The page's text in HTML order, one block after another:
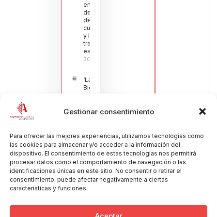
Gestionar consentimiento
Para ofrecer las mejores experiencias, utilizamos tecnologías como
las cookies para almacenar y/o acceder a la información del
dispositivo. El consentimiento de estas tecnologías nos permitirá
procesar datos como el comportamiento de navegación o las
identificaciones únicas en este sitio. No consentir o retirar el
consentimiento, puede afectar negativamente a ciertas
características y funciones.
en defensa
del sector
de la
cuchillería
y la navaja
tradicional
española
30/07/2026
‘La
Bienvenida’,
estampa de
de la Virgen
Muñoz
Muñoz,
anuncia las
Fiestas
Patronales
2026
30/07/2026